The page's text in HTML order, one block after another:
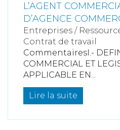
L’AGENT
D’AGENCE
Entreprises /
Contrat de travail
CommentairesI.-
COMMERCIAL ET
APPLICABLE EN...
Lire la suite